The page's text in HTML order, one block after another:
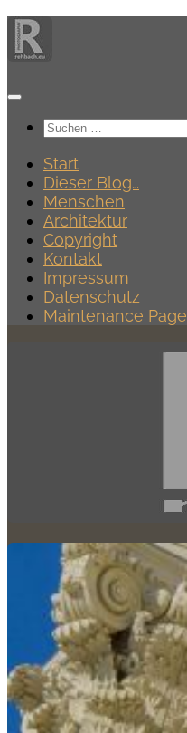
Zum
Inhalt
springen
Suchen
Start
Dieser Blog…
Menschen
Architektur
Copyright
Kontakt
Impressum
Datenschutz
Maintenance Page